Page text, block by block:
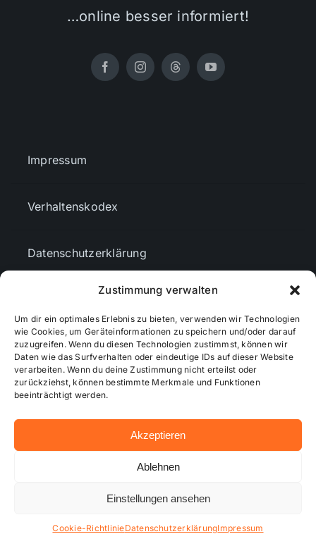
Zustimmung verwalten
Um dir ein optimales Erlebnis zu bieten, verwenden wir Technologien
wie Cookies, um Geräteinformationen zu speichern und/oder darauf
zuzugreifen. Wenn du diesen Technologien zustimmst, können wir
Daten wie das Surfverhalten oder eindeutige IDs auf dieser Website
verarbeiten. Wenn du deine Zustimmung nicht erteilst oder
zurückziehst, können bestimmte Merkmale und Funktionen
beeinträchtigt werden.
Akzeptieren
Ablehnen
Einstellungen ansehen
Cookie-RichtlinieDatenschutzerklärungImpressum
…online besser informiert!
Impressum
Verhaltenskodex
Datenschutzerklärung
Cookie-Richtlinie (EU)
Mediendaten
© 2026 - Wiesbadenaktuell ...online besser informiert!